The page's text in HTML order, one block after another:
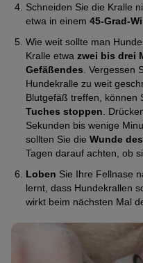
Schneiden Sie die Kralle
etwa in einem 45-Grad-
Wie weit sollte man
Kralle etwa zwei bis drei
Gefäßendes . Vergessen
Hundekralle zu weit
Blutgefäß treffen, können
Tuches stoppen .
Sekunden bis wenige
sollten Sie die Wunde
Tagen darauf achten, ob
Loben Sie Ihre Fellnase
lernt, dass Hundekrallen
wirkt beim nächsten Mal